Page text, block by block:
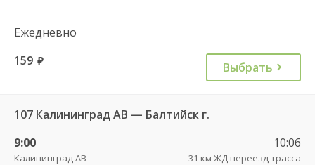
Ежедневно
159 руб. Выбрать
107 Калининград АВ — Балтийск г.
9:00
Калининград АВ
10:06
31 км ЖД переезд трасса